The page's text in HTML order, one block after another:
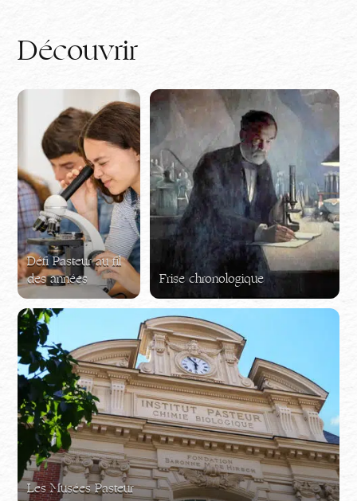
Découvrir
Défi Pasteur au fil
des années
Frise chronologique
Les Musées Pasteur